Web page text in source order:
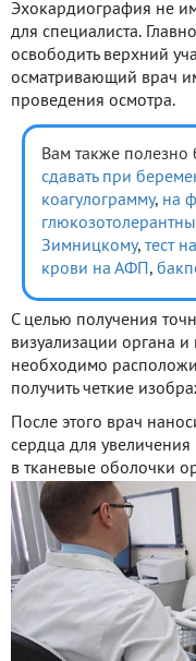
Эхокардиография не
для специалиста.
освободить верхний
осматривающий врач
проведения осмотра.
Вам также полезно
сдавать при
коагулограмму, на
Зимницкому, тест
крови на АФП ,
С целью получения
визуализации органа и
необходимо
получить четкие
После этого врач
сердца для
в тканевые оболочки